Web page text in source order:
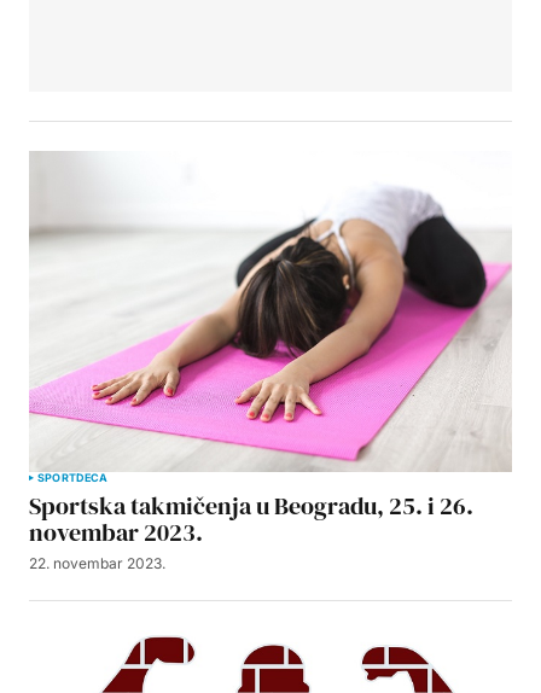
SPORTDECA
Sportska takmičenja u Beogradu, 25. i 26.
novembar 2023.
22. novembar 2023.